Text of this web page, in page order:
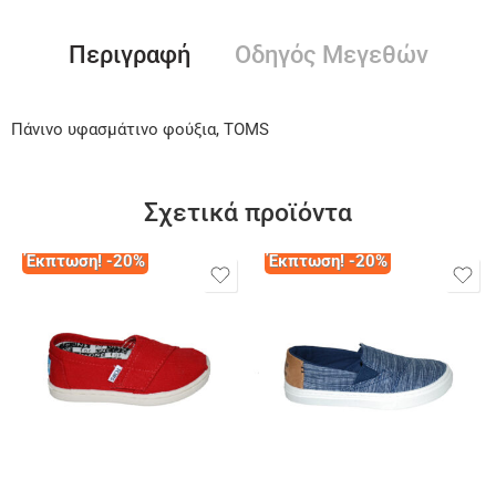
Περιγραφή Οδηγός Μεγεθών
Πάνινο υφασμάτινο φούξια, TOMS
Σχετικά προϊόντα
Έκπτωση! -20% Έκπτωση! -20%